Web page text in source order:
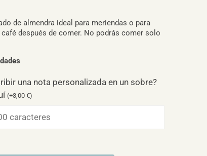
de almendra ideal para meriendas o para
después de comer. No podrás comer solo
una nota personalizada en un sobre?
(+3,00 €)